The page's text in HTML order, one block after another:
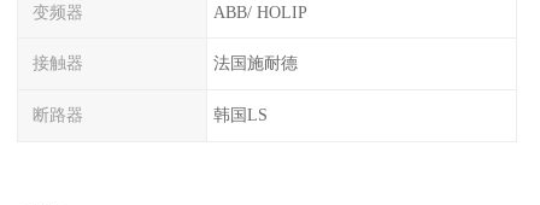
变频器 ABB/ HOLIP
接触器 法国施耐德
断路器 韩国LS